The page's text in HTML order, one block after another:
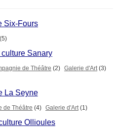
Six-Fours
(5)
culture Sanary
de Théâtre (2) Galerie d'Art (3)
La Seyne
de Théâtre (4) Galerie d'Art (1)
Ollioules